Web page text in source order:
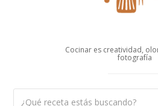
Cocinar es creatividad,
fotografía